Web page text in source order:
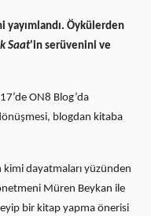
yayımlandı. Öykülerden
Saat'in serüvenini ve
ON8 Blog’da
blogdan kitaba
kimi dayatmaları yüzünden
Müren Beykan ile
bir kitap yapma önerisi